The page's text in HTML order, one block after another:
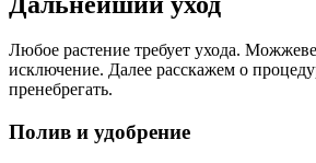
Любое растение требует ухода.
исключение. Далее расскажем о
пренебрегать.
Полив и удобрение